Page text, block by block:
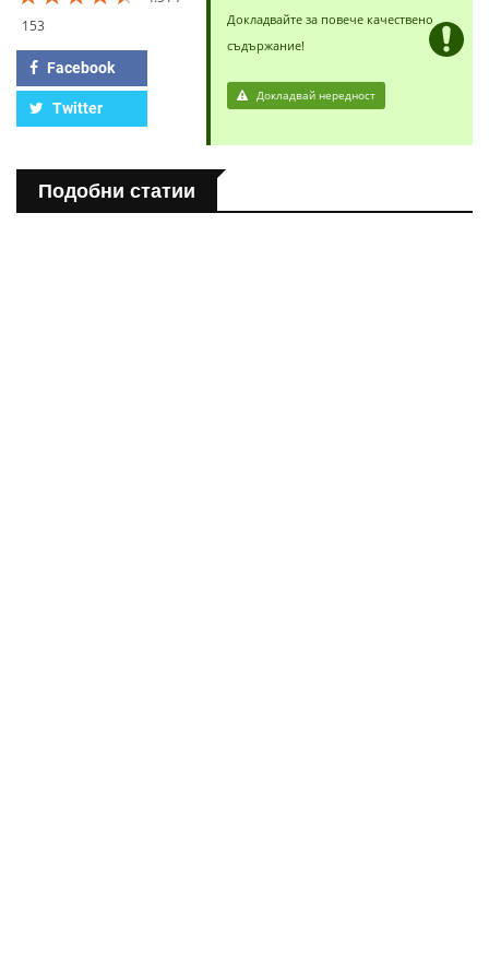
153
Facebook
Twitter
Докладвайте за повече качествено
съдържание!
Докладвай нередност
Подобни статии